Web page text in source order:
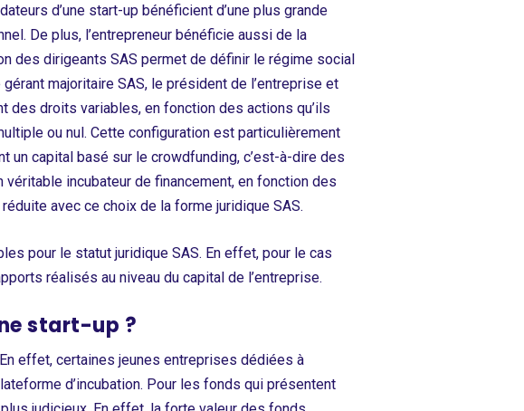
d’une start-up bénéficient d’une plus grande
De plus, l’entrepreneur bénéficie aussi de la
des dirigeants SAS permet de définir le régime social
majoritaire SAS, le président de l’entreprise et
des droits variables, en fonction des actions qu’ils
ou nul. Cette configuration est particulièrement
un capital basé sur le crowdfunding, c’est-à-dire des
véritable incubateur de financement, en fonction des
avec ce choix de la forme juridique SAS.
pour le statut juridique SAS. En effet, pour le cas
réalisés au niveau du capital de l’entreprise.
start-up ?
effet, certaines jeunes entreprises dédiées à
d’incubation. Pour les fonds qui présentent